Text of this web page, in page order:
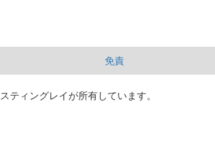
免責
ティングレイが所有しています。